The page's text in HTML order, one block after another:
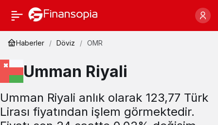
Haberler Döviz OMR
Umman Riyali
Umman Riyali anlık olarak 123,77 Türk
Lirası fiyatından işlem görmektedir.